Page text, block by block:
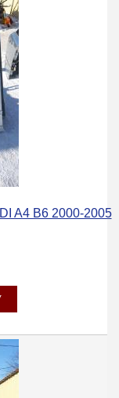
A4 B6 2000-2005